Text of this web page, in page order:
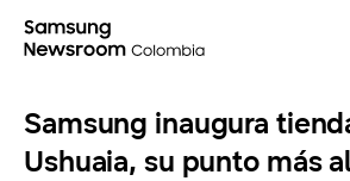
Samsung inaugura
Ushuaia, su punto más